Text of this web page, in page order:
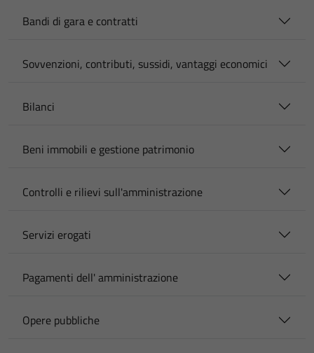
Bandi di gara e contratti
Sovvenzioni, contributi, sussidi, vantaggi economici
Bilanci
Beni immobili e gestione patrimonio
Controlli e rilievi sull'amministrazione
Servizi erogati
Pagamenti dell' amministrazione
Opere pubbliche